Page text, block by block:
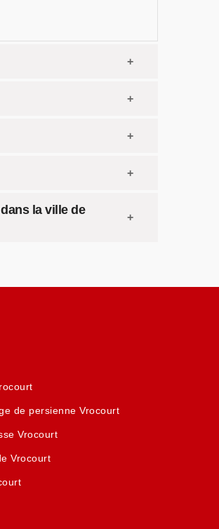
la ville de
de persienne Vrocourt
Vrocourt
Vrocourt